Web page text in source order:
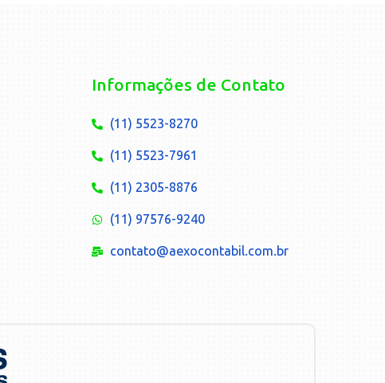
Informações de Contato
(11) 5523-8270
(11) 5523-7961
(11) 2305-8876
(11) 97576-9240
contato@aexocontabil.com.br